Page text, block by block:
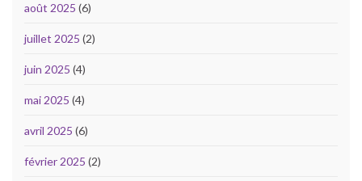
août 2025 (6)
juillet 2025 (2)
juin 2025 (4)
mai 2025 (4)
avril 2025 (6)
février 2025 (2)